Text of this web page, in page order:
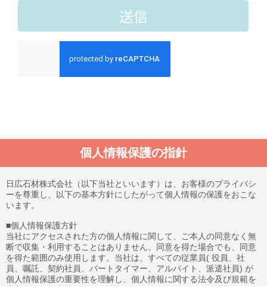
個人情報保護の指針
日広石材株式会社（以下当社といいます）は、お客様のプライバシ
ーを尊重し、以下の基本方針にしたがって個人情報の保護をおこな
います。
■個人情報保護方針
当社にアクセスされた方の個人情報に関して、ご本人の同意なく無
断で収集・利用することはありません。同意を得た場合でも、同意
を得た範囲のみ使用します。当社は、すべての従業員( 役員、社
員、嘱託、契約社員、パートタイマー、アルバイト、派遣社員) が
個人情報保護の重要性を理解し、個人情報に関する法令及び規範を
遵守します。当社は、個人情報への不正アクセス、個人情報の紛